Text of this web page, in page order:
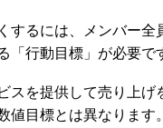
するには、メンバー全
「行動目標」が必要で
スを提供して売り上げ
値目標とは異なります